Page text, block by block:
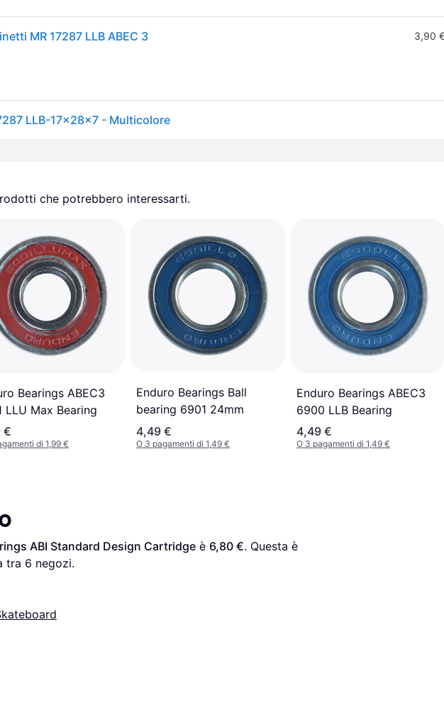
MR 17287 LLB ABEC 3 3,90
LLB-17x28x7 - Multicolore
che potrebbero interessarti.
Bearings ABEC3
LLU Max Bearing
€
di 1,99 €
Enduro Bearings Ball
bearing 6901 24mm
4,49 €
O 3 pagamenti di 1,49 €
Enduro Bearings ABEC3
6900 LLB Bearing
4,49 €
O 3 pagamenti di 1,49 €
ABI Standard Design Cartridge è 6,80 €. Questa è
tra 6 negozi.